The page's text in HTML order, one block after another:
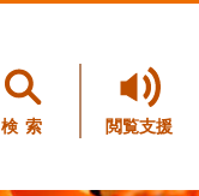
検索 閲覧支援